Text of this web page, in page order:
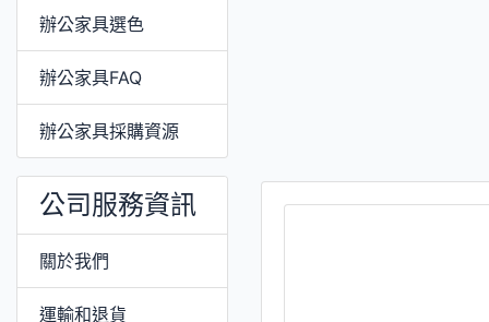
辦公家具選色
辦公家具FAQ
辦公家具採購資源
公司服務資訊
關於我們
運輸和退貨